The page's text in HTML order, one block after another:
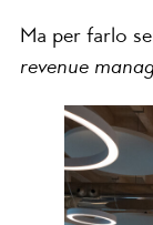
Ma per farlo
revenue